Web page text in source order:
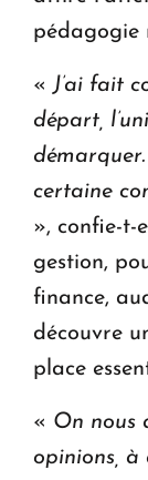
pédagogie
« J’ai fait
départ,
certaine
», confie-t-
gestion,
finance,
découvre
place
« On nous
opinions,